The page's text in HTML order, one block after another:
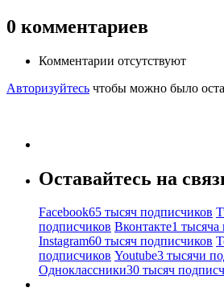
0 комментариев
Комментарии отсутствуют
Авторизуйтесь чтобы можно было
Оставайтесь на
Facebook65 тысяч подписчиков
подписчиков Вконтакте1 тысяча
Instagram60 тысяч подписчиков
подписчиков Youtube3 тысячи
Одноклассники30 тысяч